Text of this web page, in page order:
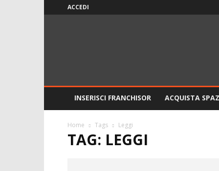
ACCEDI
INSERISCI FRANCHISOR ACQUISTA
Home Tags Leggi
TAG: LEGGI